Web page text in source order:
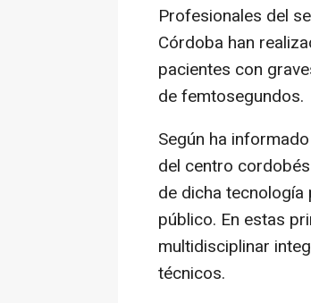
Profesionales del
Córdoba han
pacientes con
de femtosegundos.
Según ha
del centro
de dicha
público. En estas
multidisciplinar
técnicos.